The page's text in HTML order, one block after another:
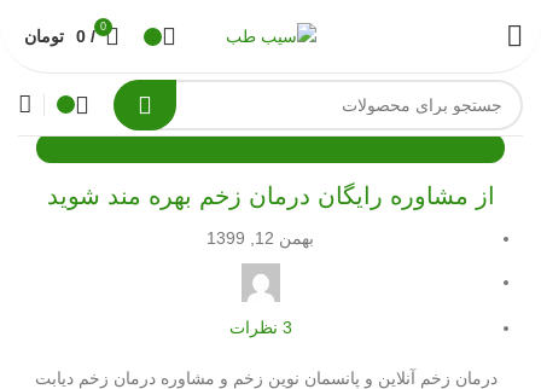
0
/
0 تومان
از مشاوره رایگان درمان زخم بهره مند شوید
بهمن 12, 1399
3 نظرات
درمان زخم آنلاین و پانسمان نوین زخم و مشاوره درمان زخم دیابت